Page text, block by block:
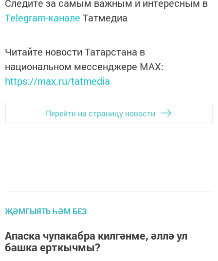
Следите за самым важным и интересным в
Telegram-канале Татмедиа
Читайте новости Татарстана в
национальном мессенджере MАХ:
https://max.ru/tatmedia
Перейти на страницу новости
ҖӘМГЫЯТЬ ҺӘМ БЕЗ
Апаска чупакабра килгәнме, әллә ул
башка ерткычмы?